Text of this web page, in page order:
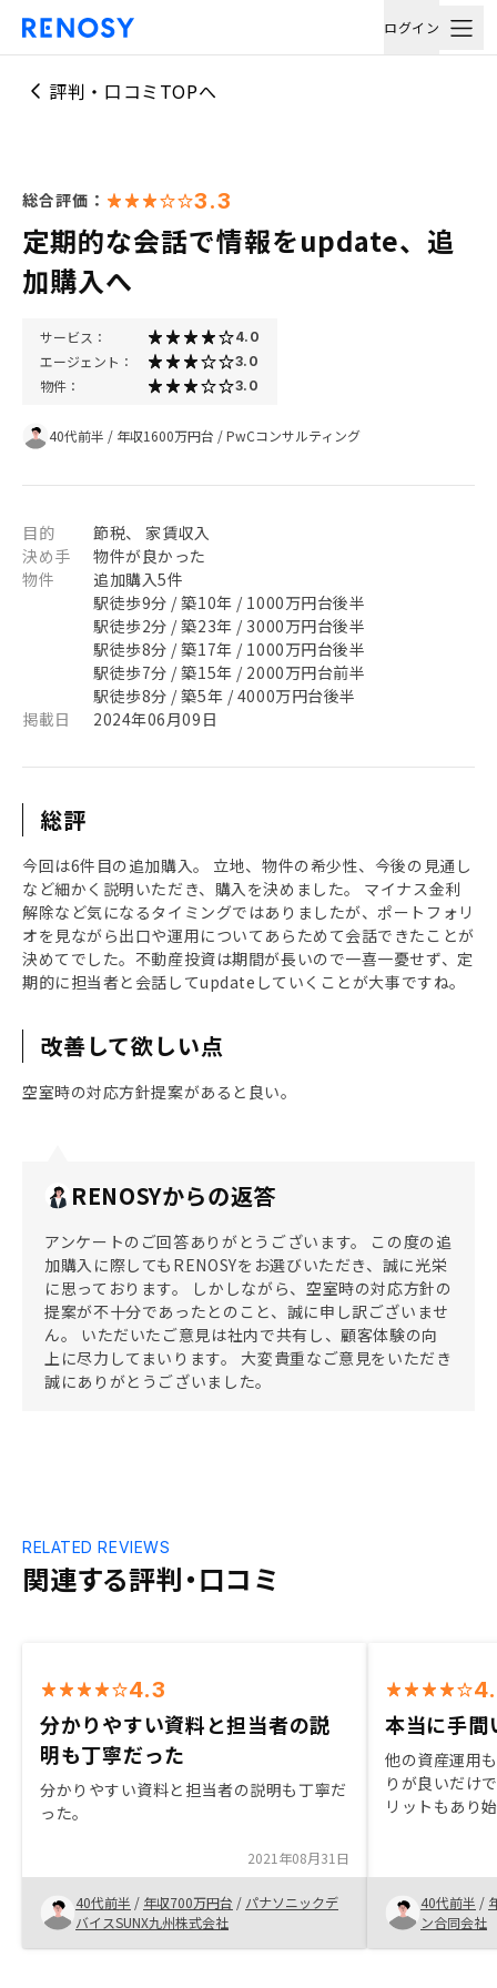
ログイン
評判・口コミTOPへ
総合評価： 3.3
定期的な会話で情報をupdate、追
加購入へ
サービス： 4.0
エージェント： 3.0
物件： 3.0
40代前半 / 年収1600万円台 /PwCコンサルティング
目的
節税、 家賃収入
決め手
物件が良かった
物件
追加購入5件
駅徒歩9分 / 築10年 / 1000万円台後半
駅徒歩2分 / 築23年 / 3000万円台後半
駅徒歩8分 / 築17年 / 1000万円台後半
駅徒歩7分 / 築15年 / 2000万円台前半
駅徒歩8分 / 築5年 / 4000万円台後半
掲載日
2024年06月09日
総評
今回は6件目の追加購入。 立地、物件の希少性、今後の見通し
など細かく説明いただき、購入を決めました。 マイナス金利
解除など気になるタイミングではありましたが、ポートフォリ
オを見ながら出口や運用についてあらためて会話できたことが
決めてでした。不動産投資は期間が長いので一喜一憂せず、定
期的に担当者と会話してupdateしていくことが大事ですね。
改善して欲しい点
空室時の対応方針提案があると良い。
RENOSYからの返答
アンケートのご回答ありがとうございます。 この度の追
加購入に際してもRENOSYをお選びいただき、誠に光栄
に思っております。 しかしながら、空室時の対応方針の
提案が不十分であったとのこと、誠に申し訳ございませ
ん。 いただいたご意見は社内で共有し、顧客体験の向
上に尽力してまいります。 大変貴重なご意見をいただき
誠にありがとうございました。
関連する評判・口コミ
RELATED REVIEWS
4.3
分かりやすい資料と担当者の説
明も丁寧だった
分かりやすい資料と担当者の説明も丁寧だ
った。
2021年08月31日
40代前半 / 年収700万円台 / パナソニックデ
バイスSUNX九州株式会社
本当に手間
他の資産運用
りが良いだけ
リットもあり
資金も最低限
軽な方法だと
40代前半 /
ン合同会社